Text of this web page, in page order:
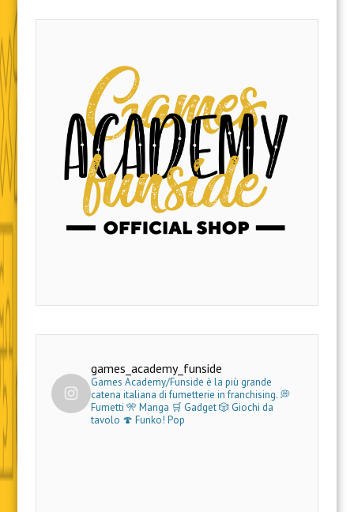
games_academy_funside
Games Academy/Funside è la più grande
catena italiana di fumetterie in franchising.💭
Fumetti 🎌 Manga 🛒 Gadget🎲 Giochi da
tavolo 🍄 Funko! Pop